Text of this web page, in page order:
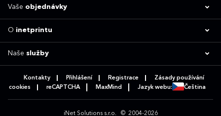
Vaše objednávky
O inetprintu
Naše služby
Kontakty Přihlášení Registrace
Zásady používání
cookies
reCAPTCHA MaxMind Jazyk webu: Čeština
iNet Solutions s.r.o. © 2004-2026